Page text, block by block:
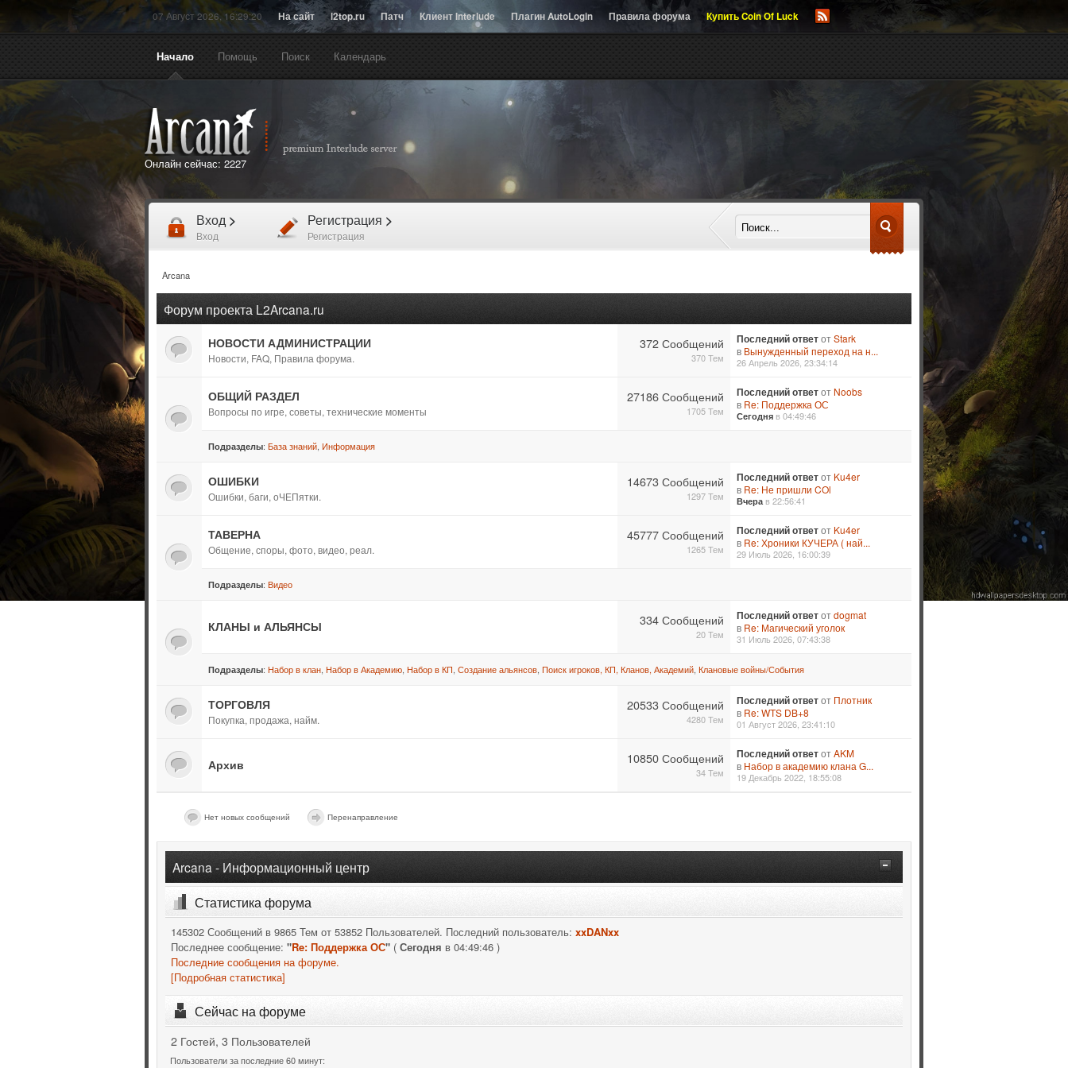
07 Август 2026, 16:29:20 На сайт l2top.ru Патч Клиент Interlude Плагин AutoLogin Правила форума Купить Coin Of Luck
Начало Помощь Поиск Календарь
Онлайн сейчас: 2227
Вход >
Вход
Регистрация >
Регистрация
Arcana
Форум проекта L2Arcana.ru
НОВОСТИ АДМИНИСТРАЦИИ
Новости, FAQ, Правила форума.
372 Сообщений
370 Тем
Последний ответотStark
в Вынужденный переход на н...
26 Апрель 2026, 23:34:14
ОБЩИЙ РАЗДЕЛ
Вопросы по игре, советы, технические моменты
27186 Сообщений
1705 Тем
Последний ответот Noobs
в Re: Поддержка ОС
Сегодня в 04:49:46
Подразделы: База знаний Информация
ОШИБКИ
Ошибки, баги, оЧЕПятки.
14673 Сообщений
1297 Тем
Последний ответот Ku4er
в Re: Не пришли COl
Вчера в 22:56:41
ТАВЕРНА
Общение, споры, фото, видео, реал.
45777 Сообщений
1265 Тем
Последний ответот Ku4er
в Re: Хроники КУЧЕРА ( най...
29 Июль 2026, 16:00:39
Подразделы: Видео
КЛАНЫ и АЛЬЯНСЫ 334 Сообщений
20 Тем
Последний ответотdogmat
в Re: Магический уголок
31 Июль 2026, 07:43:38
Подразделы: Набор в клан Набор в Академию Набор в КП Создание альянсов Поиск игроков, КП, Кланов, Академий Клановые войны/События
ТОРГОВЛЯ
Покупка, продажа, найм.
20533 Сообщений
4280 Тем
Последний ответот Плотник
в Re: WTS DB+8
01 Август 2026, 23:41:10
Архив 10850 Сообщений
34 Тем
Последний ответотAKM
в Набор в академию клана G...
19 Декабрь 2022, 18:55:08
Нет новых сообщений Перенаправление
Arcana - Информационный центр
Статистика форума
145302 Сообщений в 9865 Тем от 53852 Пользователей. Последний пользователь: xxDANxx
Последнее сообщение: "Re: Поддержка ОС"( Сегодня в 04:49:46 )
Последние сообщения на форуме.
[Подробная статистика]
Сейчас на форуме
2 Гостей, 3 Пользователей
Пользователи за последние 60 минут: